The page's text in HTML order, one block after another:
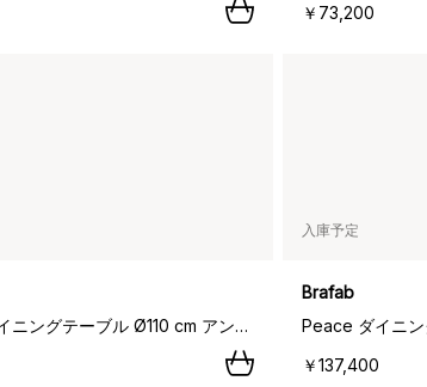
￥73,200
Peace ダイニングテーブル Ø110 cm アンスラサイト,
入庫予定
Brafab
￥137,400